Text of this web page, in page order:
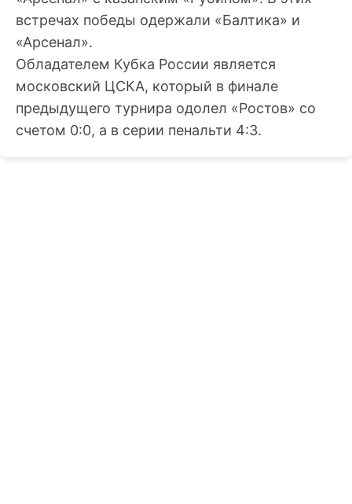
встречах победы одержали «Балтика» и
«Арсенал».
Обладателем Кубка России является
московский ЦСКА, который в финале
предыдущего турнира одолел «Ростов» со
счетом 0:0, а в серии пенальти 4:3.